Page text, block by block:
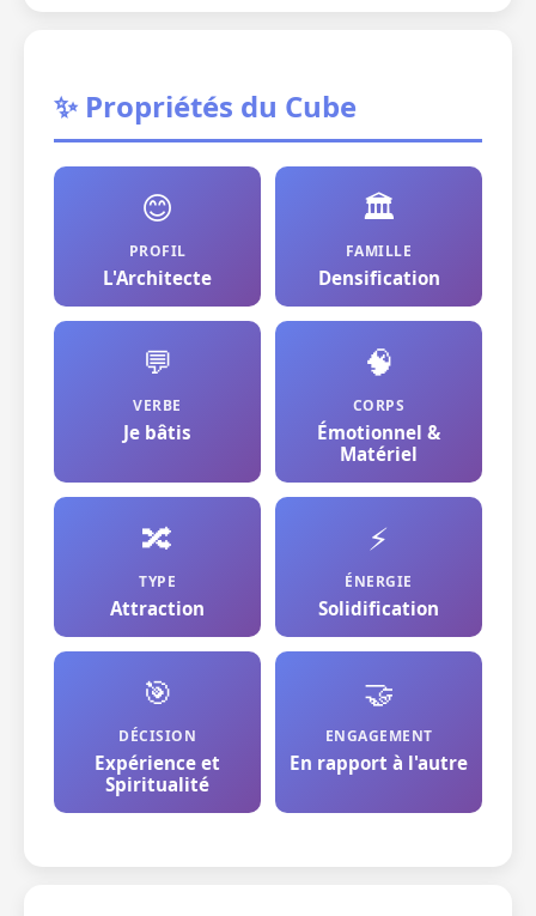
✨ Propriétés du Cube
😊
PROFIL
L'Architecte
🏛️
FAMILLE
Densification
💬
VERBE
Je bâtis
🧠
CORPS
Émotionnel &
Matériel
🔀
TYPE
Attraction
⚡
ÉNERGIE
Solidification
🎯
DÉCISION
Expérience et
Spiritualité
🤝
ENGAGEMENT
En rapport à l'autre